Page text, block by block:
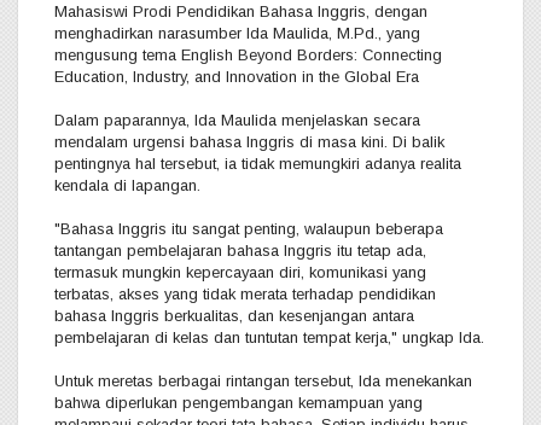
Mahasiswi Prodi Pendidikan Bahasa Inggris, dengan
menghadirkan narasumber Ida Maulida, M.Pd., yang
mengusung tema English Beyond Borders: Connecting
Education, Industry, and Innovation in the Global Era
Dalam paparannya, Ida Maulida menjelaskan secara
mendalam urgensi bahasa Inggris di masa kini. Di balik
pentingnya hal tersebut, ia tidak memungkiri adanya realita
kendala di lapangan.
"Bahasa Inggris itu sangat penting, walaupun beberapa
tantangan pembelajaran bahasa Inggris itu tetap ada,
termasuk mungkin kepercayaan diri, komunikasi yang
terbatas, akses yang tidak merata terhadap pendidikan
bahasa Inggris berkualitas, dan kesenjangan antara
pembelajaran di kelas dan tuntutan tempat kerja," ungkap Ida.
Untuk meretas berbagai rintangan tersebut, Ida menekankan
bahwa diperlukan pengembangan kemampuan yang